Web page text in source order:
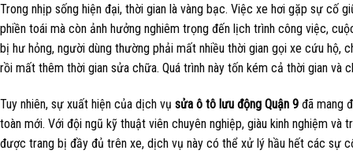
Trong nhịp sống hiện đại, thời gian là vàng bạc. Việc xe hơi gặp sự cố
phiền toái mà còn ảnh hưởng nghiêm trọng đến lịch trình công việc,
bị hư hỏng, người dùng thường phải mất nhiều thời gian gọi xe cứu hộ,
rồi mất thêm thời gian sửa chữa. Quá trình này tốn kém cả thời gian và
Tuy nhiên, sự xuất hiện của dịch vụ sửa ô tô lưu động Quận 9 đã mang
toàn mới. Với đội ngũ kỹ thuật viên chuyên nghiệp, giàu kinh nghiệm và
được trang bị đầy đủ trên xe, dịch vụ này có thể xử lý hầu hết các sự